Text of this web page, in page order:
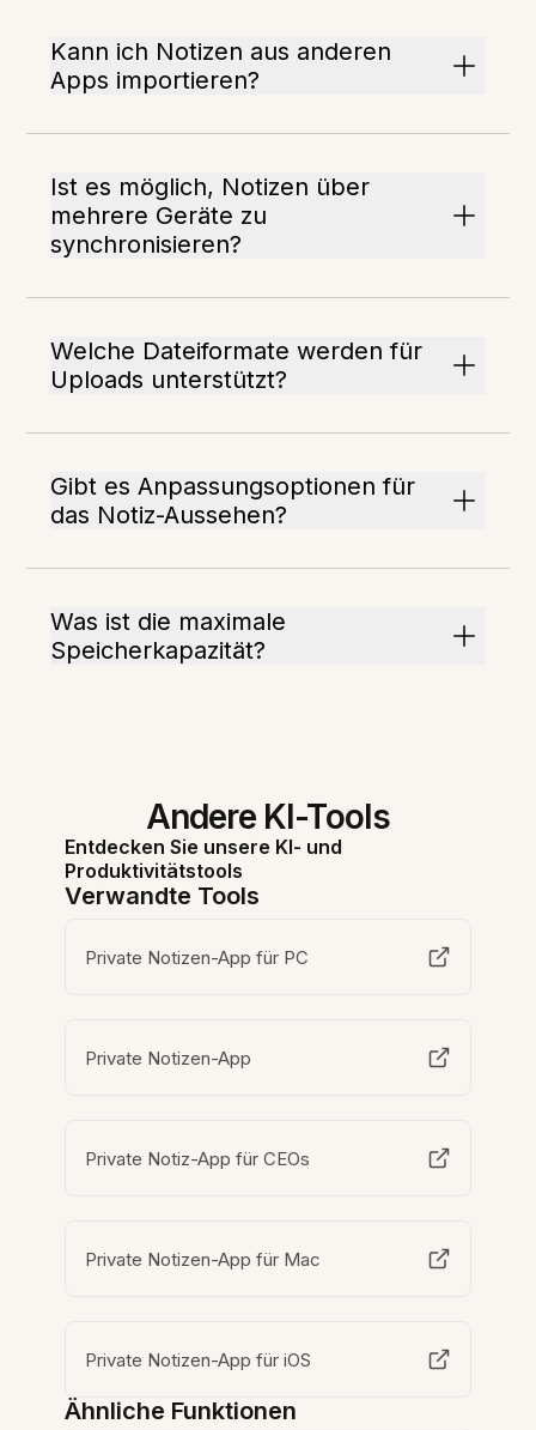
Kann ich Notizen aus anderen
Apps importieren?
Ist es möglich, Notizen über
mehrere Geräte zu
synchronisieren?
Welche Dateiformate werden für
Uploads unterstützt?
Gibt es Anpassungsoptionen für
das Notiz-Aussehen?
Was ist die maximale
Speicherkapazität?
Andere KI-Tools
Entdecken Sie unsere KI- und
Produktivitätstools
Verwandte Tools
Private Notizen-App für PC
Private Notizen-App
Private Notiz-App für CEOs
Private Notizen-App für Mac
Private Notizen-App für iOS
Ähnliche Funktionen